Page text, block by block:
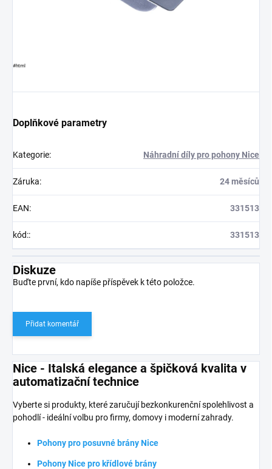
#html
Doplňkové parametry
Kategorie: Náhradní díly pro pohony Nice
Záruka: 24 měsíců
EAN: 331513
kód:: 331513
Diskuze
Buďte první, kdo napíše příspěvek k této položce.
Přidat komentář
Nice - Italská elegance a špičková kvalita v
automatizační technice
Vyberte si produkty, které zaručují bezkonkurenční spolehlivost a
pohodlí - ideální volbu pro firmy, domovy i moderní zahrady.
Pohony pro posuvné brány Nice
Pohony Nice pro křídlové brány